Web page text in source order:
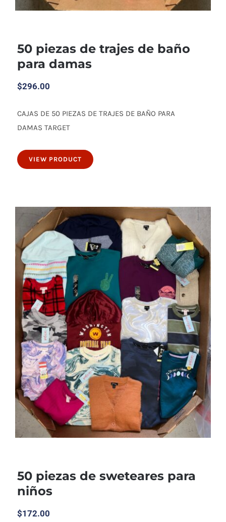
50 piezas de trajes de baño para damas
50 piezas de trajes de baño
para damas
$296.00
CAJAS DE 50 PIEZAS DE TRAJES DE BAÑO PARA
DAMAS TARGET
VIEW PRODUCT
50 piezas de sweteares para
niños
$172.00